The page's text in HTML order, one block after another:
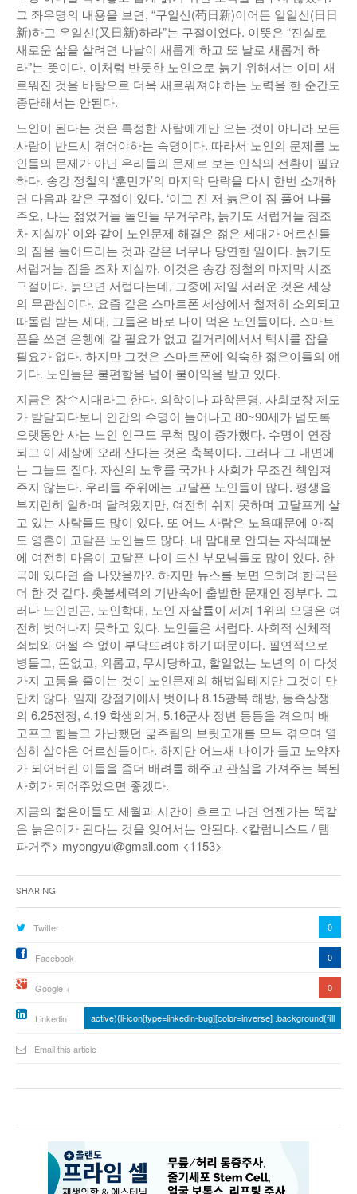
그 좌우명의 내용을 보면, “구일신(苟日新)이어든 일일신(日日
新)하고 우일신(又日新)하라”는 구절이었다. 이뜻은 “진실로
새로운 삶을 살려면 나날이 새롭게 하고 또 날로 새롭게 하
라”는 뜻이다. 이처럼 반듯한 노인으로 늙기 위해서는 이미 새
로워진 것을 바탕으로 더욱 새로워져야 하는 노력을 한 순간도
중단해서는 안된다.
노인이 된다는 것은 특정한 사람에게만 오는 것이 아니라 모든
사람이 반드시 겪어야하는 숙명이다. 따라서 노인의 문제를 노
인들의 문제가 아닌 우리들의 문제로 보는 인식의 전환이 필요
하다. 송강 정철의 ‘훈민가’의 마지막 단락을 다시 한번 소개하
면 다음과 같은 구절이 있다. ‘이고 진 저 늙은이 짐 풀어 나를
주오, 나는 젊었거늘 돌인들 무거우랴, 늙기도 서럽거늘 짐조
차 지실까’ 이와 같이 노인문제 해결은 젊은 세대가 어르신들
의 짐을 들어드리는 것과 같은 너무나 당연한 일이다. 늙기도
서럽거늘 짐을 조차 지실까. 이것은 송강 정철의 마지막 시조
구절이다. 늙으면 서럽다는데, 그중에 제일 서러운 것은 세상
의 무관심이다. 요즘 같은 스마트폰 세상에서 철저히 소외되고
따돌림 받는 세대, 그들은 바로 나이 먹은 노인들이다. 스마트
폰을 쓰면 은행에 갈 필요가 없고 길거리에서서 택시를 잡을
필요가 없다. 하지만 그것은 스마트폰에 익숙한 젊은이들의 얘
기다. 노인들은 불편함을 넘어 불이익을 받고 있다.
지금은 장수시대라고 한다. 의학이나 과학문명, 사회보장 제도
가 발달되다보니 인간의 수명이 늘어나고 80~90세가 넘도록
오랫동안 사는 노인 인구도 무척 많이 증가했다. 수명이 연장
되고 이 세상에 오래 산다는 것은 축복이다. 그러나 그 내면에
는 그늘도 짙다. 자신의 노후를 국가나 사회가 무조건 책임져
주지 않는다. 우리들 주위에는 고달픈 노인들이 많다. 평생을
부지런히 일하며 달려왔지만, 여전히 쉬지 못하며 고달프게 살
고 있는 사람들도 많이 있다. 또 어느 사람은 노욕때문에 아직
도 영혼이 고달픈 노인들도 많다. 내 맘대로 안되는 자식때문
에 여전히 마음이 고달픈 나이 드신 부모님들도 많이 있다. 한
국에 있다면 좀 나았을까?. 하지만 뉴스를 보면 오히려 한국은
더 한 것 같다. 촛불세력의 기반속에 출발한 문재인 정부다. 그
러나 노인빈곤, 노인학대, 노인 자살률이 세계 1위의 오명은 여
전히 벗어나지 못하고 있다. 노인들은 서럽다. 사회적 신체적
쇠퇴와 어쩔 수 없이 부닥뜨려야 하기 때문이다. 필연적으로
병들고, 돈없고, 외롭고, 무시당하고, 할일없는 노년의 이 다섯
가지 고통을 줄이는 것이 노인문제의 해법일테지만 그것이 만
만치 않다. 일제 강점기에서 벗어나 8.15광복 해방, 동족상쟁
의 6.25전쟁, 4.19 학생의거, 5.16군사 정변 등등을 겪으며 배
고프고 힘들고 가난했던 굶주림의 보릿고개를 모두 겪으며 열
심히 살아온 어르신들이다. 하지만 어느새 나이가 들고 노약자
가 되어버린 이들을 좀더 배려를 해주고 관심을 가져주는 복된
사회가 되어주었으면 좋겠다.
지금의 젊은이들도 세월과 시간이 흐르고 나면 언젠가는 똑같
은 늙은이가 된다는 것을 잊어서는 안된다. <칼럼니스트 / 탬
파거주> myongyul@gmail.com <1153>
Sharing
Twitter 0
Facebook 0
Google + 0
Linkedin active){li-icon[type=linkedin-bug][color=inverse] .background{fill
Email this article